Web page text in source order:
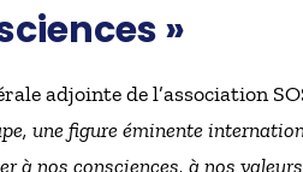
»
adjointe de l’association
une figure éminente
à nos consciences, à nos